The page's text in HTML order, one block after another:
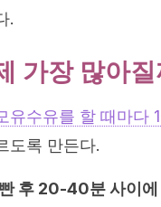
.
가장 많아
유수유를 할 때마다
도록 만든다.
후 20-40분 사이